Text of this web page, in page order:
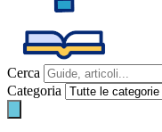
Cerca
Categoria